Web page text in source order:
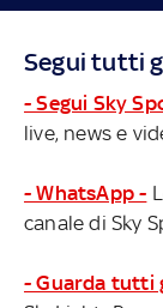
Segui tutti
- Segui Sky
live, news e
- WhatsApp -
canale di Sky
- Guarda tutti